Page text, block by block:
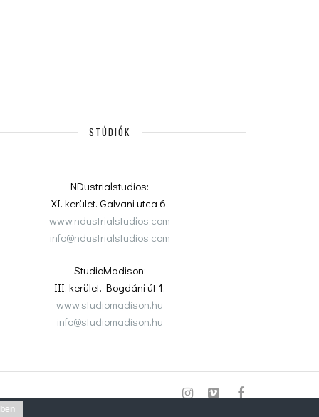
STÚDIÓK
NDustrialstudios:
XI. kerület. Galvani utca 6.
www.ndustrialstudios.com
info@ndustrialstudios.com
StudioMadison:
III. kerület. Bogdáni út 1.
www.studiomadison.hu
info@studiomadison.hu